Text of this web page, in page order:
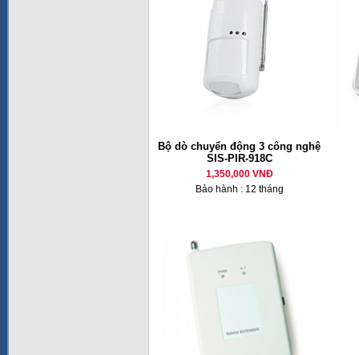
Bộ dò chuyển động 3 công nghệ
SIS-PIR-918C
1,350,000 VNĐ
Bảo hành : 12 tháng